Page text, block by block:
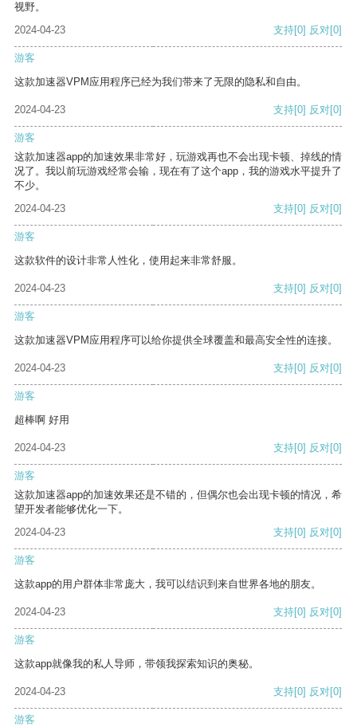
视野。
2024-04-23
支持[0] 反对[0]
游客
这款加速器VPM应用程序已经为我们带来了无限的隐私和自由。
2024-04-23 支持[0] 反对[0]
游客
这款加速器app的加速效果非常好，玩游戏再也不会出现卡顿、掉线的情
况了。我以前玩游戏经常会输，现在有了这个app，我的游戏水平提升了
不少。
2024-04-23
支持[0] 反对[0]
游客
这款软件的设计非常人性化，使用起来非常舒服。
2024-04-23 支持[0] 反对[0]
游客
这款加速器VPM应用程序可以给你提供全球覆盖和最高安全性的连接。
2024-04-23 支持[0] 反对[0]
游客
超棒啊 好用
2024-04-23 支持[0] 反对[0]
游客
这款加速器app的加速效果还是不错的，但偶尔也会出现卡顿的情况，希
望开发者能够优化一下。
2024-04-23
支持[0] 反对[0]
游客
这款app的用户群体非常庞大，我可以结识到来自世界各地的朋友。
2024-04-23 支持[0] 反对[0]
游客
这款app就像我的私人导师，带领我探索知识的奥秘。
2024-04-23 支持[0] 反对[0]
游客